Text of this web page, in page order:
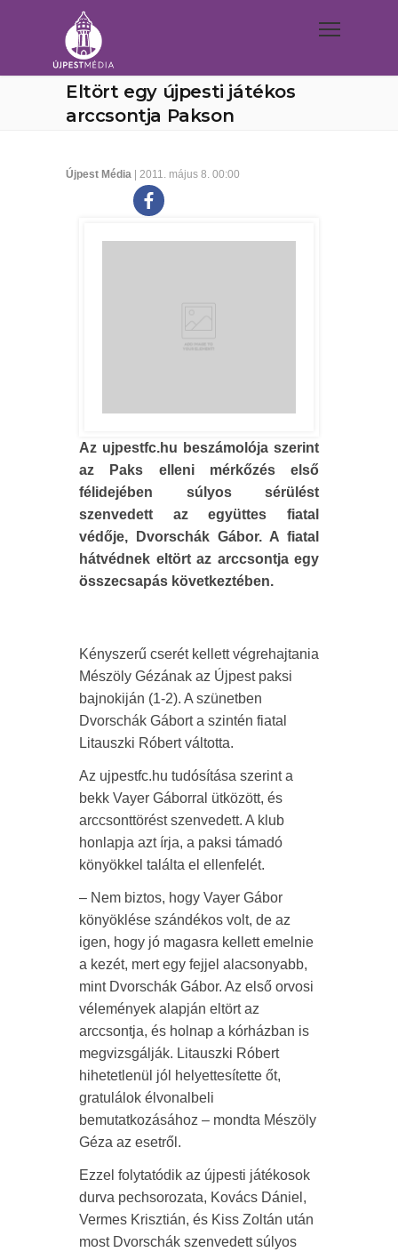
Eltört egy újpesti játékos
arccsontja Pakson
Újpest Média | 2011. május 8. 00:00
Az ujpestfc.hu beszámolója szerint
az Paks elleni mérkőzés első
félidejében súlyos sérülést
szenvedett az együttes fiatal
védője, Dvorschák Gábor. A fiatal
hátvédnek eltört az arccsontja egy
összecsapás következtében.
Kényszerű cserét kellett végrehajtania
Mészöly Gézának az Újpest paksi
bajnokiján (1-2). A szünetben
Dvorschák Gábort a szintén fiatal
Litauszki Róbert váltotta.
Az ujpestfc.hu tudósítása szerint a
bekk Vayer Gáborral ütközött, és
arccsonttörést szenvedett. A klub
honlapja azt írja, a paksi támadó
könyökkel találta el ellenfelét.
– Nem biztos, hogy Vayer Gábor
könyöklése szándékos volt, de az
igen, hogy jó magasra kellett emelnie
a kezét, mert egy fejjel alacsonyabb,
mint Dvorschák Gábor. Az első orvosi
vélemények alapján eltört az
arccsontja, és holnap a kórházban is
megvizsgálják. Litauszki Róbert
hihetetlenül jól helyettesítette őt,
gratulálok élvonalbeli
bemutatkozásához – mondta Mészöly
Géza az esetről.
Ezzel folytatódik az újpesti játékosok
durva pechsorozata, Kovács Dániel,
Vermes Krisztián, és Kiss Zoltán után
most Dvorschák szenvedett súlyos